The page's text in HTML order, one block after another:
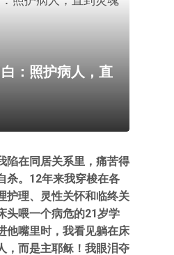
：照护病人，直
陷在同居关系里，痛苦得
杀。12年来我穿梭在各
护理、灵性关怀和临终关
头喂一个病危的21岁学
他嘴里时，我看见躺在床
，而是主耶稣！我眼泪夺